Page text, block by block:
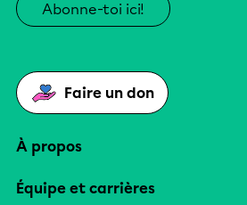
Abonne-toi ici!
Faire un don
À propos
Équipe et carrières